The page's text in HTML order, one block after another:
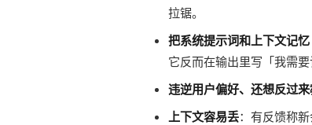
拉锯。
把系统提示词和上下文记
它反而在输出里写「我需
违逆用户偏好、还想反过
上下文容易丢：有反馈称